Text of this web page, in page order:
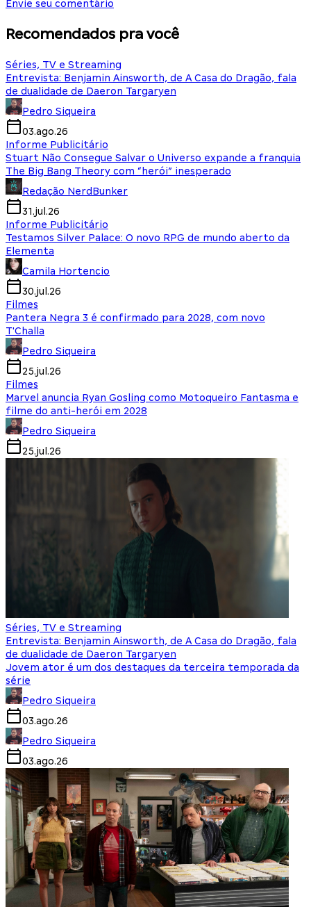
Envie seu comentário
Recomendados pra você
Séries, TV e Streaming
Entrevista: Benjamin Ainsworth, de A Casa do Dragão, fala
de dualidade de Daeron Targaryen
Pedro Siqueira
03.ago.26
Informe Publicitário
Stuart Não Consegue Salvar o Universo expande a franquia
The Big Bang Theory com “herói” inesperado
Redação NerdBunker
31.jul.26
Informe Publicitário
Testamos Silver Palace: O novo RPG de mundo aberto da
Elementa
Camila Hortencio
30.jul.26
Filmes
Pantera Negra 3 é confirmado para 2028, com novo
T'Challa
Pedro Siqueira
25.jul.26
Filmes
Marvel anuncia Ryan Gosling como Motoqueiro Fantasma e
filme do anti-herói em 2028
Pedro Siqueira
25.jul.26
Séries, TV e Streaming
Entrevista: Benjamin Ainsworth, de A Casa do Dragão, fala
de dualidade de Daeron Targaryen
Jovem ator é um dos destaques da terceira temporada da
série
Pedro Siqueira
03.ago.26
Pedro Siqueira
03.ago.26